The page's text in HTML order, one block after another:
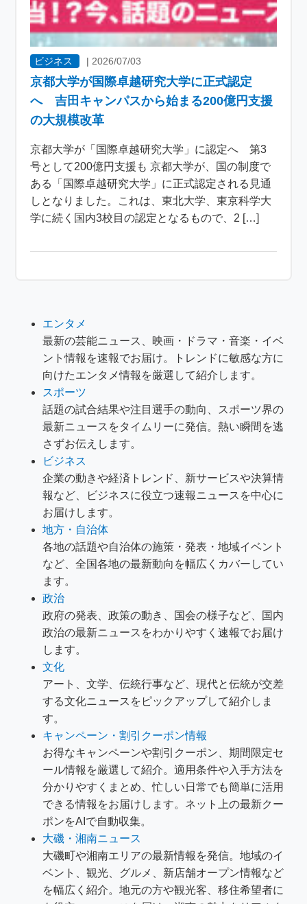
ビジネス | 2026/07/03
京都大学が国際卓越研究大学に正式認定
へ 吉田キャンパスから始まる200億円支援
の大規模改革
京都大学が「国際卓越研究大学」に認定へ 第3
号として200億円支援も 京都大学が、国の制度で
ある「国際卓越研究大学」に正式認定される見通
しとなりました。これは、東北大学、東京科学大
学に続く国内3校目の認定となるもので、2 […]
エンタメ
最新の芸能ニュース、映画・ドラマ・音楽・イベ
ント情報を速報でお届け。トレンドに敏感な方に
向けたエンタメ情報を厳選して紹介します。
スポーツ
話題の試合結果や注目選手の動向、スポーツ界の
最新ニュースをタイムリーに発信。熱い瞬間を逃
さずお伝えします。
ビジネス
企業の動きや経済トレンド、新サービスや決算情
報など、ビジネスに役立つ速報ニュースを中心に
お届けします。
地方・自治体
各地の話題や自治体の施策・発表・地域イベント
など、全国各地の最新動向を幅広くカバーしてい
ます。
政治
政府の発表、政策の動き、国会の様子など、国内
政治の最新ニュースをわかりやすく速報でお届け
します。
文化
アート、文学、伝統行事など、現代と伝統が交差
する文化ニュースをピックアップして紹介しま
す。
キャンペーン・割引クーポン情報
お得なキャンペーンや割引クーポン、期間限定セ
ール情報を厳選して紹介。適用条件や入手方法を
分かりやすくまとめ、忙しい日常でも簡単に活用
できる情報をお届けします。ネット上の最新クー
ポンをAIで自動収集。
大磯・湘南ニュース
大磯町や湘南エリアの最新情報を発信。地域のイ
ベント、観光、グルメ、新店舗オープン情報など
を幅広く紹介。地元の方や観光客、移住希望者に